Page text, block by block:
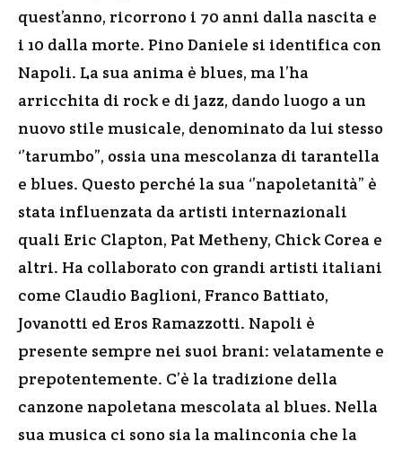
quest’anno, ricorrono i 70 anni dalla nascita e
i 10 dalla morte. Pino Daniele si identifica con
Napoli. La sua anima è blues, ma l’ha
arricchita di rock e di jazz, dando luogo a un
nuovo stile musicale, denominato da lui stesso
‘’tarumbo”, ossia una mescolanza di tarantella
e blues. Questo perché la sua ‘’napoletanità” è
stata influenzata da artisti internazionali
quali Eric Clapton, Pat Metheny, Chick Corea e
altri. Ha collaborato con grandi artisti italiani
come Claudio Baglioni, Franco Battiato,
Jovanotti ed Eros Ramazzotti. Napoli è
presente sempre nei suoi brani: velatamente e
prepotentemente. C’è la tradizione della
canzone napoletana mescolata al blues. Nella
sua musica ci sono sia la malinconia che la